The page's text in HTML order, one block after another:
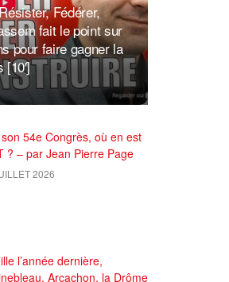
Fédérer,
fait le point sur
pour faire gagner la
54e Congrès, où en est
? – par Jean Pierre Page
2026
l’année dernière,
Arcachon, la Drôme